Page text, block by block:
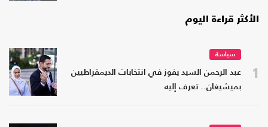
الأكثر قراءة اليوم
1
سياسة
عبد الرحمن السيد يفوز في انتخابات الديمقراطيين
بميشيغان.. تعرف إليه